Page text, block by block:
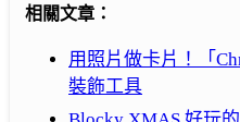
相關文章：
用照片做卡片！「
裝飾工具